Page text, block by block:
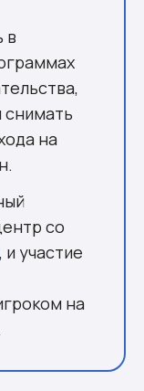
в
снимать
на
со
, и участие
на